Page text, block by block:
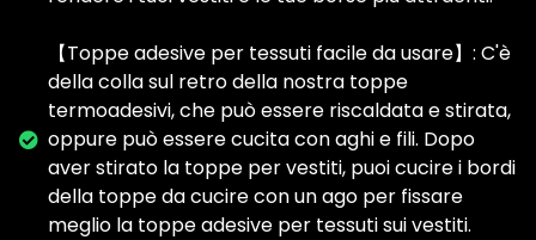
【Toppe adesive per tessuti facile da usare】: C'è
della colla sul retro della nostra toppe
termoadesivi, che può essere riscaldata e stirata,
oppure può essere cucita con aghi e fili. Dopo
aver stirato la toppe per vestiti, puoi cucire i bordi
della toppe da cucire con un ago per fissare
meglio la toppe adesive per tessuti sui vestiti.